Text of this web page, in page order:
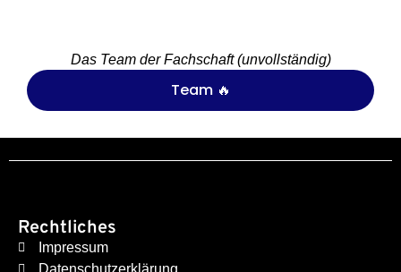
Das Team der Fachschaft (unvollständig)
Team 🔥
Rechtliches
Impressum
Datenschutzerklärung